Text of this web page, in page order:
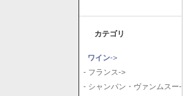
カテゴリ
ワイン->
- フランス->
- シャンパン・ヴァンムスー-